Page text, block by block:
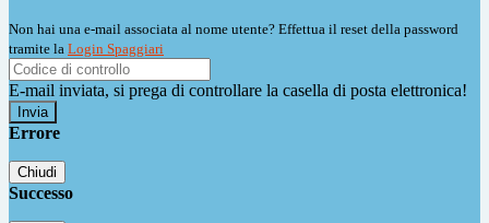
Non hai una e-mail associata al nome utente? Effettua il reset della password
tramite la Login Spaggiari
E-mail inviata, si prega di controllare la casella di posta elettronica!
Errore
Chiudi
Successo